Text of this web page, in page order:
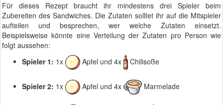
Für dieses Rezept braucht ihr mindestens drei Spieler beim
Zubereiten des Sandwiches. Die Zutaten solltet ihr auf die Mitspieler
aufteilen und besprechen, wer welche Zutaten einsetzt.
Beispielsweise könnte eine Verteilung der Zutaten pro Person wie
folgt aussehen:
Spieler 1: 1x Apfel und 4x Chilisoße
Spieler 2: 1x Apfel und 4x Marmelade